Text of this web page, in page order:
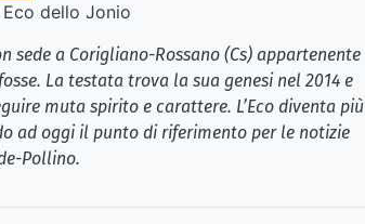
Eco dello Jonio
a Corigliano-Rossano (Cs) appartenente
La testata trova la sua genesi nel 2014 e
muta spirito e carattere. L’Eco diventa più
ad oggi il punto di riferimento per le notizie
Pollino.